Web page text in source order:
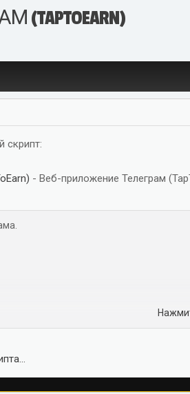
скрипт:
- Веб-приложение Телеграм
и запуске проекта.